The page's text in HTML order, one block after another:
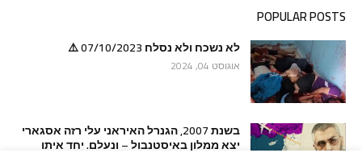
POPULAR POSTS
לא נשכח ולא נסלח 07/10/2023 ⚠️
אוגוסט 04, 2024
בשנת 2007, הגנרל האיראני עלי רזה אסגארי
יצא ממלון באיסטנבול – ונעלם. יחד איתו